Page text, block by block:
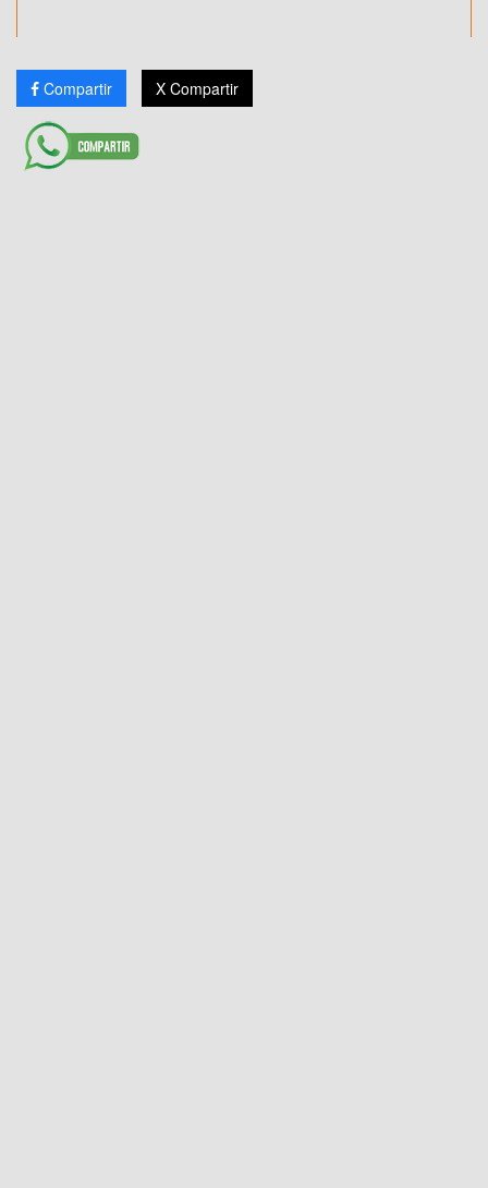
Compartir X Compartir